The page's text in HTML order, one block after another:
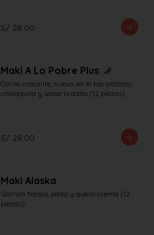
S/ 28.00
Maki A Lo Pobre Plus
Carne crocante, huevo, en el top plátano,
chalaquita y salsa tiradito (12 piezas)
S/ 28.00
Maki Alaska
Salmon fresco, palta y queso crema (12
piezas)